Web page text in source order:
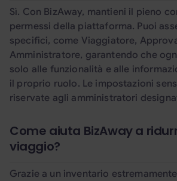
Sì. Con BizAway, mantieni il pieno
permessi della piattaforma. Puoi
specifici, come Viaggiatore,
Amministratore, garantendo che
solo alle funzionalità e alle
il proprio ruolo. Le impostazioni
riservate agli amministratori
Come aiuta BizAway a
viaggio?
Grazie a un inventario